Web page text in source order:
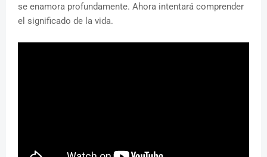
se enamora profundamente. Ahora intentará comprender
el significado de la vida.